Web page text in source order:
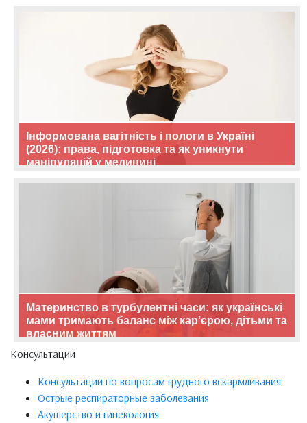
Інформована вагітність і пологи в Україні
(2026): права, підготовка та як уникнути
маніпуляцій у медицині
Материнство в турбулентні часи: як українські
мами тримають баланс між кар’єрою, дітьми та
власним життям
Консультации
Консультации по вопросам грудного вскармливания
Острые респираторные заболевания
Акушерство и гинекология